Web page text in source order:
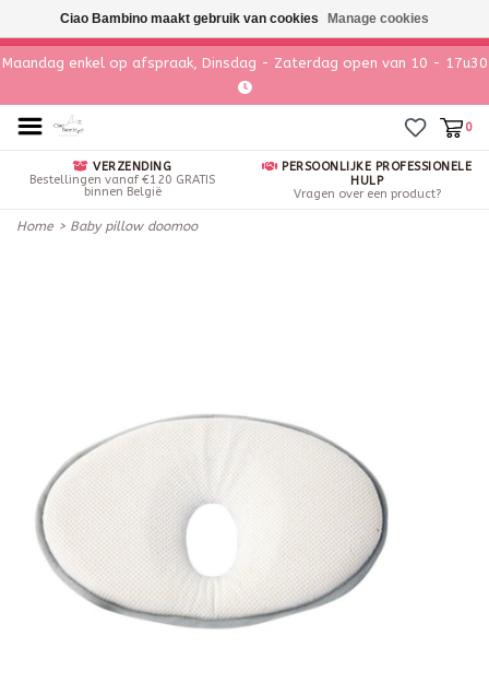
Maandag enkel op afspraak, Dinsdag - Zaterdag open van 10 - 17u30
0
VERZENDING
Bestellingen vanaf €120 GRATIS
binnen België
PERSOONLIJKE PROFESSIONELE
HULP
Vragen over een product?
Home > Baby pillow doomoo
Ciao Bambino maakt gebruik van cookies Manage cookies